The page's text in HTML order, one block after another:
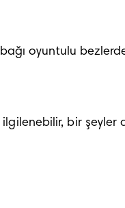
oyuntulu
ilgilenebilir, bir